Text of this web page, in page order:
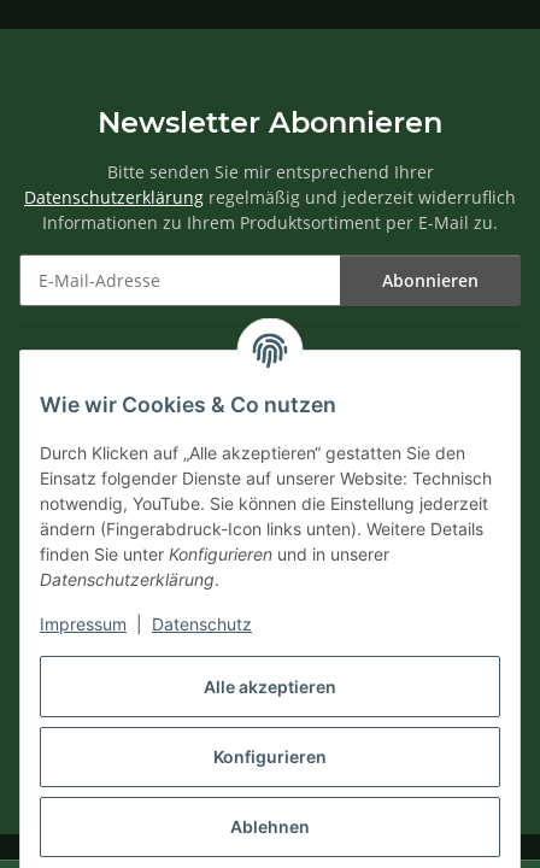
Alle akzeptieren
Konfigurieren
Ablehnen
Wie wir Cookies & Co nutzen
Durch Klicken auf „Alle akzeptieren“ gestatten Sie den
Einsatz folgender Dienste auf unserer Website: Technisch
notwendig, YouTube. Sie können die Einstellung jederzeit
ändern (Fingerabdruck-Icon links unten). Weitere Details
finden Sie unter Konfigurieren und in unserer
Datenschutzerklärung.
Impressum Datenschutz
Newsletter Abonnieren
Bitte senden Sie mir entsprechend Ihrer
Datenschutzerklärung regelmäßig und jederzeit widerruflich
Informationen zu Ihrem Produktsortiment per E-Mail zu.
Abonnieren
Zahlungsarten
Vertrag widerrufen
* Alle Preise inkl. gesetzlicher USt., zzgl.Versand
© Dennis Schuster 2026